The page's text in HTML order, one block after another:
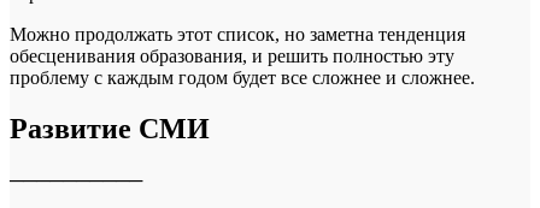
Можно продолжать этот список, но заметна тенденция
обесценивания образования, и решить полностью эту
проблему с каждым годом будет все сложнее и сложнее.
Развитие СМИ
──────────